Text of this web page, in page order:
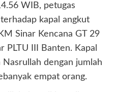
WIB, petugas
kapal angkut
Sinar Kencana GT 29
PLTU III Banten. Kapal
dengan jumlah
empat orang.